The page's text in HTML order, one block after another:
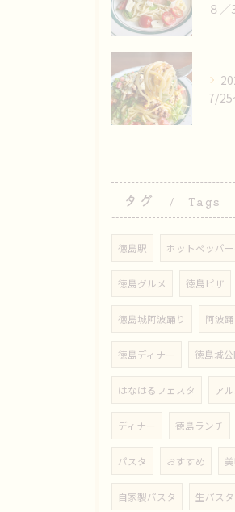
８
7/25
タグ Tags
徳島駅 ホットペッパ
徳島グルメ 徳島ピザ
徳島城阿波踊り 阿波踊
徳島ディナー 徳島城公
はなはるフェスタ ア
ディナー 徳島ランチ
パスタ おすすめ
自家製パスタ 生パスタ